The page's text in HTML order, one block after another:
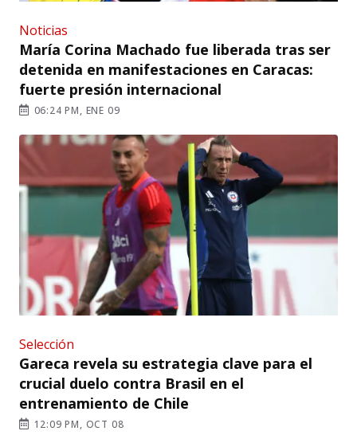
Noticias
María Corina Machado fue liberada tras ser
detenida en manifestaciones en Caracas:
fuerte presión internacional
06:24 PM, ENE 09
Selección
Gareca revela su estrategia clave para el
crucial duelo contra Brasil en el
entrenamiento de Chile
12:09 PM, OCT 08